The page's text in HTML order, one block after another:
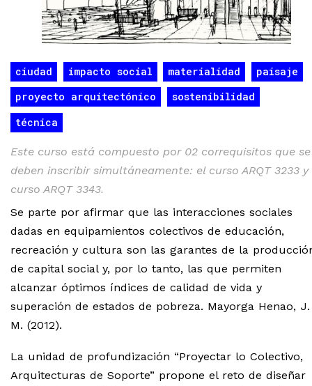
ciudad impacto social materialidad
paisaje
proyecto arquitectónico
sostenibilidad
técnica
Este curso está compuesto por 02 correquisitos que se
deben inscribir simultáneamente: el cursoARQT 3233 y
cursoARQT 3343.
Se parte por afirmar que las interacciones sociales
dadas en equipamientos colectivos de educación,
recreación y cultura son las garantes de la
de capital social y, por lo tanto, las que permiten
alcanzar óptimos índices de calidad de vida y
superación de estados de pobreza. Mayorga Henao, J.
M. (2012).
La unidad de profundización “Proyectar lo Colectivo,
Arquitecturas de Soporte” propone el reto de diseñar